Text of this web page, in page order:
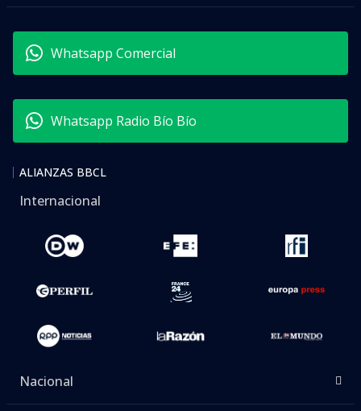
Whatsapp Comercial
Whatsapp Radio Bío Bío
ALIANZAS BBCL
Internacional
Nacional